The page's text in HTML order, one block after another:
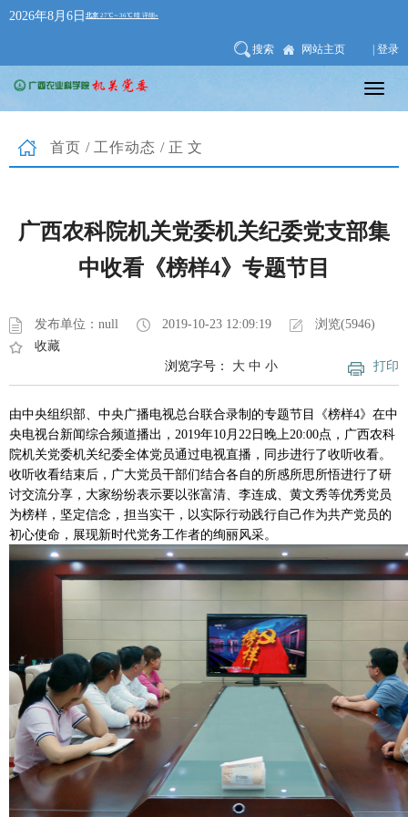
2026年8月6日
搜索 网站主页 | 登录
首页 / 工作动态 /正文
广西农科院机关党委机关纪委党支部集
中收看《榜样4》专题节目
发布单位：null 2019-10-23 12:09:19
浏览(5946)
收藏
打印
浏览字号： 大 中 小
由中央组织部、中央广播电视总台联合录制的专题节目《榜样4》在中
央电视台新闻综合频道播出，2019年10月22日晚上20:00点，广西农科
院机关党委机关纪委全体党员通过电视直播，同步进行了收听收看。
收听收看结束后，广大党员干部们结合各自的所感所思所悟进行了研
讨交流分享，大家纷纷表示要以张富清、李连成、黄文秀等优秀党员
为榜样，坚定信念，担当实干，以实际行动践行自己作为共产党员的
初心使命，展现新时代党务工作者的绚丽风采。